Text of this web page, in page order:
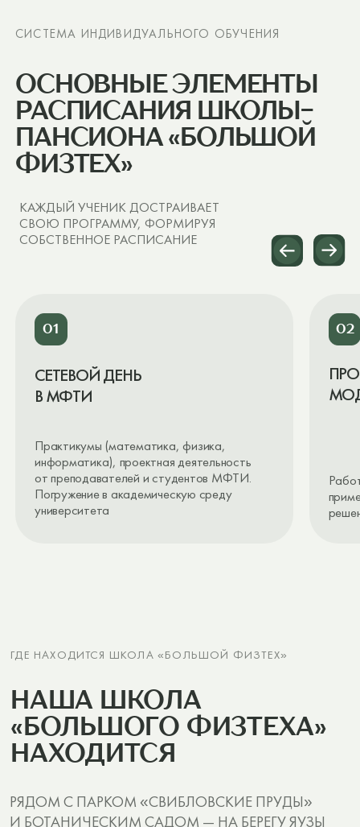
И БОТАНИЧЕСКИМ САДОМ — НА БЕРЕГУ ЯУЗЫ
Школа Мастерские Лаборатории
О ШКОЛЕ
КАК ПОСТУПИТЬ
РОДИТЕЛЯМ